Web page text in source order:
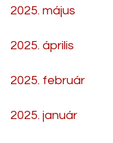
2025. május
2025. április
2025. február
2025. január